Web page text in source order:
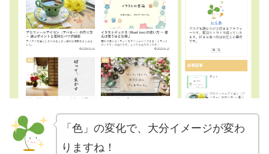
「色」の変化で、大分イメージが変わ
りますね！